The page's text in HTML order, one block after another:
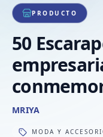
PRODUCTO
50
MRIYA
MODA Y